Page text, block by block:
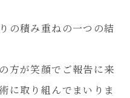
の積み重ねの一つの結
方が笑顔でご報告に来
に取り組んでまいりま